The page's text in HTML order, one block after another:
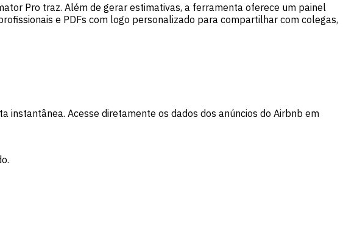
Pro traz. Além de gerar estimativas, a ferramenta oferece um painel
e PDFs com logo personalizado para compartilhar com colegas,
Acesse diretamente os dados dos anúncios do Airbnb em